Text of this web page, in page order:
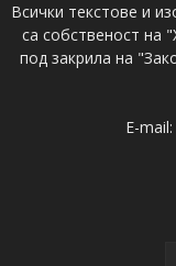
Всички текстове и
са собственост
под закрила на
E-mail: